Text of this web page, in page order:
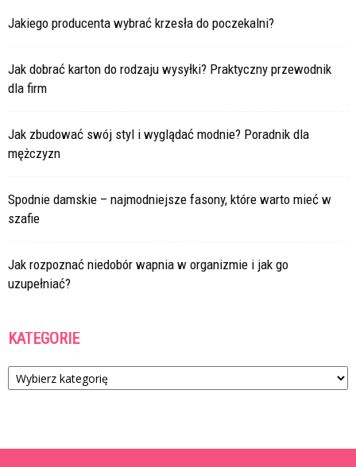
Jakiego producenta wybrać krzesła do poczekalni?
Jak dobrać karton do rodzaju wysyłki? Praktyczny przewodnik
dla firm
Jak zbudować swój styl i wyglądać modnie? Poradnik dla
mężczyzn
Spodnie damskie – najmodniejsze fasony, które warto mieć w
szafie
Jak rozpoznać niedobór wapnia w organizmie i jak go
uzupełniać?
KATEGORIE
Kategorie